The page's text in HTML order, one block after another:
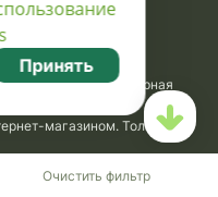
Очистить фильтр
Рекламно-сувенирная
100873745, ООО
магазином. Только
Принять